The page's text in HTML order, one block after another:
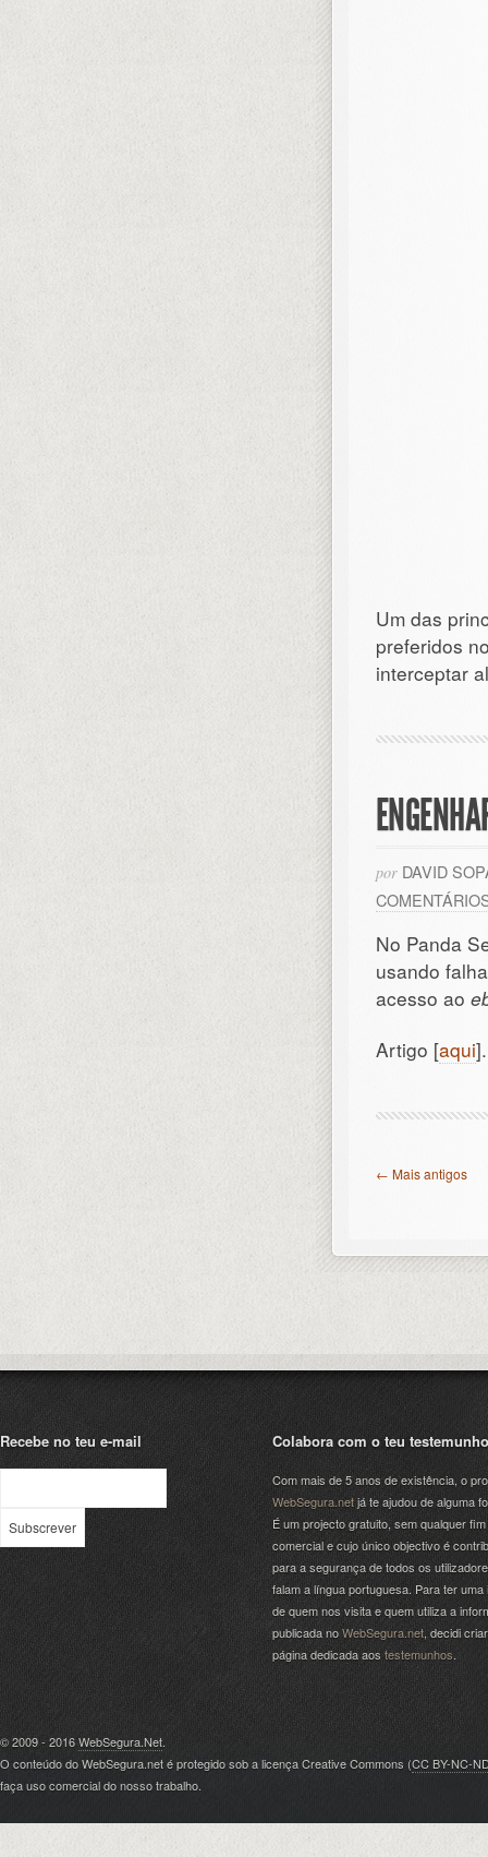
Um das
preferidos
interceptar
por DAVID
No Panda
usando
acesso ao
Artigo [aqui].
← Mais antigos
Recebe no teu e-mail Colabora com o teu testemunho
Com mais de 5 anos de existência, o
WebSegura.netjá te ajudou de alguma
É um projecto gratuito, sem qualquer fim
comercial e cujo único objectivo é
para a segurança de todos os
falam a língua portuguesa. Para ter uma
de quem nos visita e quem utiliza a
publicada noWebSegura.net , decidi
página dedicada aos testemunhos
© 2009 - 2016WebSegura.Net.
O conteúdo do WebSegura.net é protegido sob a licença Creative Commons (CC BY-NC-
faça uso comercial do nosso trabalho.